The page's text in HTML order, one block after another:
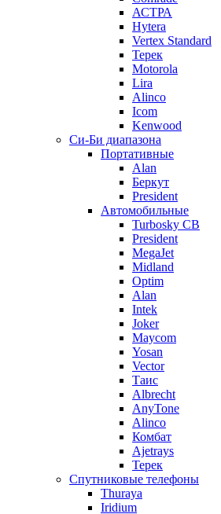
АСТРА
Hytera
Vertex Standard
Терек
Motorola
Lira
Alinco
Icom
Kenwood
Си-Би диапазона
Портативные
Alan
Беркут
President
Автомобильные
Turbosky CB
President
MegaJet
Midland
Optim
Alan
Intek
Joker
Maycom
Yosan
Vector
Таис
Albrecht
AnyTone
Alinco
Комбат
Ajetrays
Терек
Спутниковые телефоны
Thuraya
Iridium